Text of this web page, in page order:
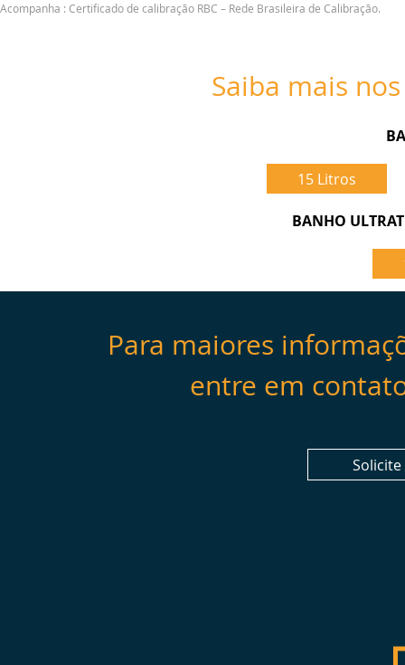
Acompanha : Certificado de calibração RBC – Rede Brasileira de Calibração.
Saiba mais
15 Litros
BANHO
Para maiores
entre em